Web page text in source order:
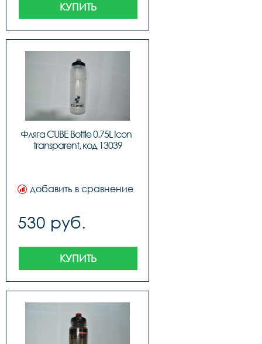
КУПИТЬ
Фляга CUBE Bottle 0.75L Icon
transparent, код 13039
добавить в сравнение
530 руб.
КУПИТЬ